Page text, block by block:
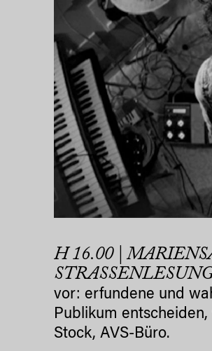
H 16.00 |
vor: erfundene und
Publikum entscheiden,
Stock, AVS-Büro.